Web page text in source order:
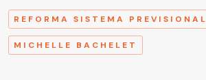
REFORMA SISTEMA PREVISIONAL
MICHELLE BACHELET